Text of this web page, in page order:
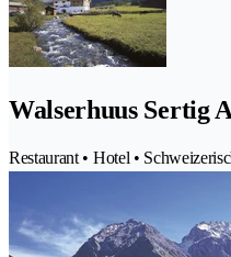
Walserhuus Sertig
Restaurant • Hotel •